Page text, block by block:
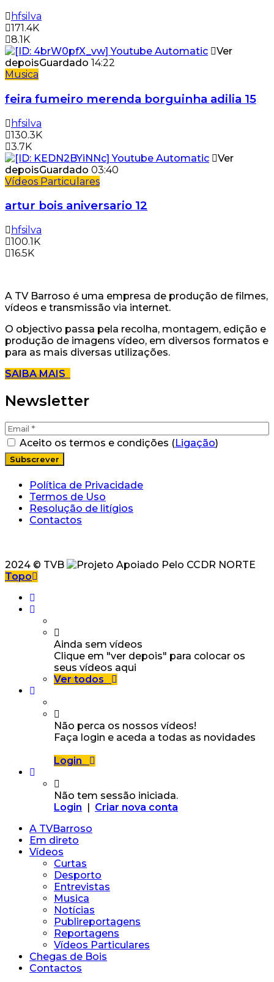
hfsilva
171.4K
8.1K
Ver
depoisGuardado 14:22
Musica
feira fumeiro merenda borguinha adilia 15
hfsilva
130.3K
3.7K
Ver
depoisGuardado 03:40
Vídeos Particulares
artur bois aniversario 12
hfsilva
100.1K
16.5K
A TV Barroso é uma empresa de produção de filmes,
vídeos e transmissão via internet.
O objectivo passa pela recolha, montagem, edição e
produção de imagens vídeo, em diversos formatos e
para as mais diversas utilizações.
SAIBA MAIS
Newsletter
Aceito os termos e condições (Ligação)
Política de Privacidade
Termos de Uso
Resolução de litígios
Contactos
2024 © TVB
Topo
Ainda sem vídeos
Clique em "ver depois" para colocar os
seus vídeos aqui
Ver todos
Não perca os nossos vídeos!
Faça login e aceda a todas as novidades
Login
Não tem sessão iniciada.
Login | Criar nova conta
A TVBarroso
Em direto
Vídeos
Curtas
Desporto
Entrevistas
Musica
Notícias
Publireportagens
Reportagens
Vídeos Particulares
Chegas de Bois
Contactos